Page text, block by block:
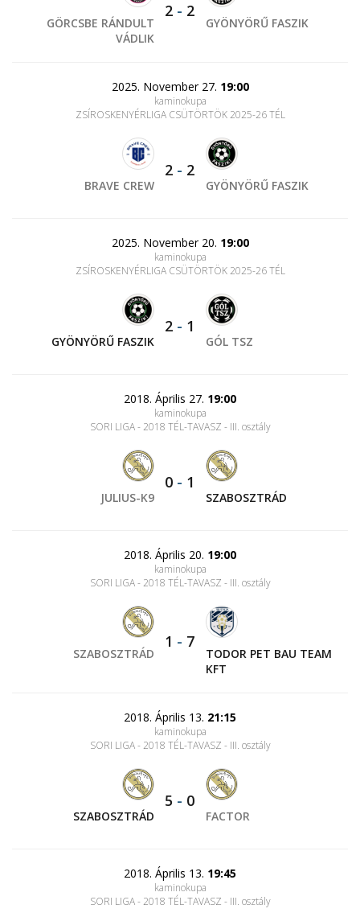
GÖRCSBE RÁNDULT
VÁDLIK
2 - 2
GYÖNYÖRŰ FASZIK
2025. November 27. 19:00
kaminokupa
ZSÍROSKENYÉRLIGA CSÜTÖRTÖK 2025-26 TÉL
BRAVE CREW
2 - 2
GYÖNYÖRŰ FASZIK
2025. November 20. 19:00
kaminokupa
ZSÍROSKENYÉRLIGA CSÜTÖRTÖK 2025-26 TÉL
GYÖNYÖRŰ FASZIK
2 - 1
GÓL TSZ
2018. Április 27. 19:00
kaminokupa
SORI LIGA - 2018 TÉL-TAVASZ - III. osztály
JULIUS-K9
0 - 1
SZABOSZTRÁD
2018. Április 20. 19:00
kaminokupa
SORI LIGA - 2018 TÉL-TAVASZ - III. osztály
SZABOSZTRÁD
1 - 7
TODOR PET BAU TEAM
KFT
2018. Április 13. 21:15
kaminokupa
SORI LIGA - 2018 TÉL-TAVASZ - III. osztály
SZABOSZTRÁD
5 - 0
FACTOR
2018. Április 13. 19:45
kaminokupa
SORI LIGA - 2018 TÉL-TAVASZ - III. osztály